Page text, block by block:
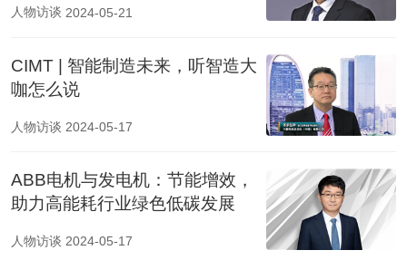
人物访谈 2024-05-21
CIMT | 智能制造未来，听智造大
咖怎么说
人物访谈 2024-05-17
ABB电机与发电机：节能增效，
助力高能耗行业绿色低碳发展
人物访谈 2024-05-17